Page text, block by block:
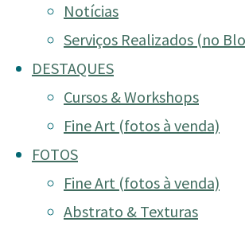
Notícias
Serviços Realizados (no
DESTAQUES
Cursos & Workshops
Fine Art (fotos à venda)
FOTOS
Fine Art (fotos à venda)
Abstrato & Texturas